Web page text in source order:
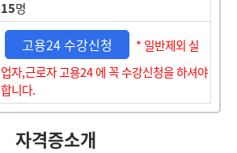
15명
고용24 수강신청
* 일반제외 실
업자,근로자 고용24 에 꼭 수강신청을 하셔야
합니다.
자격증소개